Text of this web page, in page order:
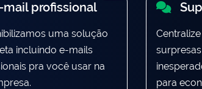
profissional
uma solução
incluíndo e-mails
pra você usar na
para